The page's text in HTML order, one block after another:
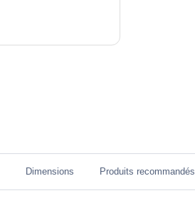
Dimensions Produits recommandés